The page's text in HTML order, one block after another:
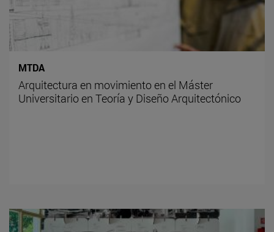
MTDA
Arquitectura en movimiento en el Máster
Universitario en Teoría y Diseño Arquitectónico